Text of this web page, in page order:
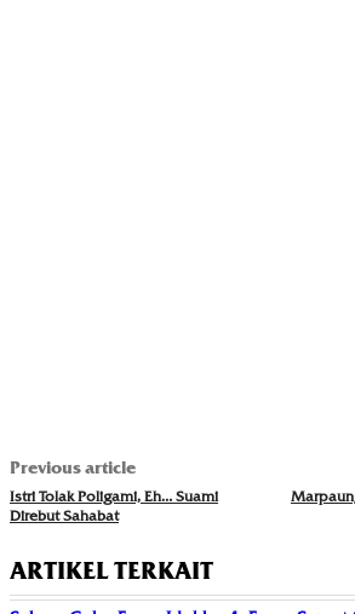
Previous article
Istri Tolak Poligami, Eh… Suami
Direbut Sahabat
ARTIKEL TERKAIT